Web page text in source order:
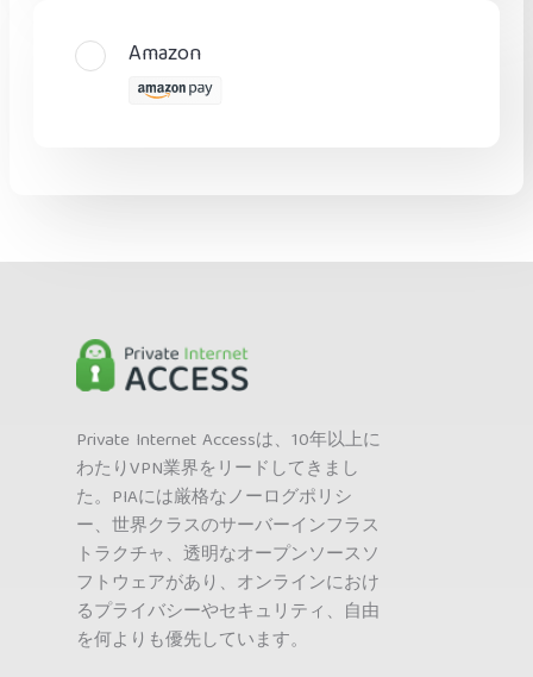
Amazon
Private Internet Accessは、10年以上に
わたりVPN業界をリードしてきまし
た。PIAには厳格なノーログポリシ
ー、世界クラスのサーバーインフラス
トラクチャ、透明なオープンソースソ
フトウェアがあり、オンラインにおけ
るプライバシーやセキュリティ、自由
を何よりも優先しています。